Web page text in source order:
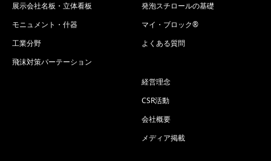
展示会社名板・立体看板
モニュメント・什器
工業分野
飛沫対策パーテーション
発泡スチロールの基礎
マイ・ブロック®
よくある質問
経営理念
CSR活動
会社概要
メディア掲載